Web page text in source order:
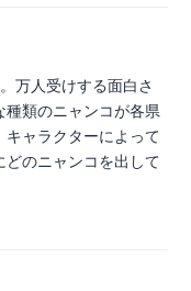
万人受けする面白さ
類のニャンコが各県
ャラクターによって
のニャンコを出して